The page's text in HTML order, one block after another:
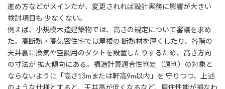
進め方などがメインだが、変更されれば設計実務に影響が大きい
検討項目も 少なくない。
例えば、小規模木造建築物では、高さの規定について審議を求め
た。高断熱・高気密住宅では屋根の 断熱材を厚くしたり、各階の
天井裏に換気や空調用のダクトを設置したりするため、高さ方向
の寸法が 拡大傾向にある。構造計算適合性判定（適判）の対象と
ならないように「高さ13mまたは軒高9m以内」を 守りつつ、上述